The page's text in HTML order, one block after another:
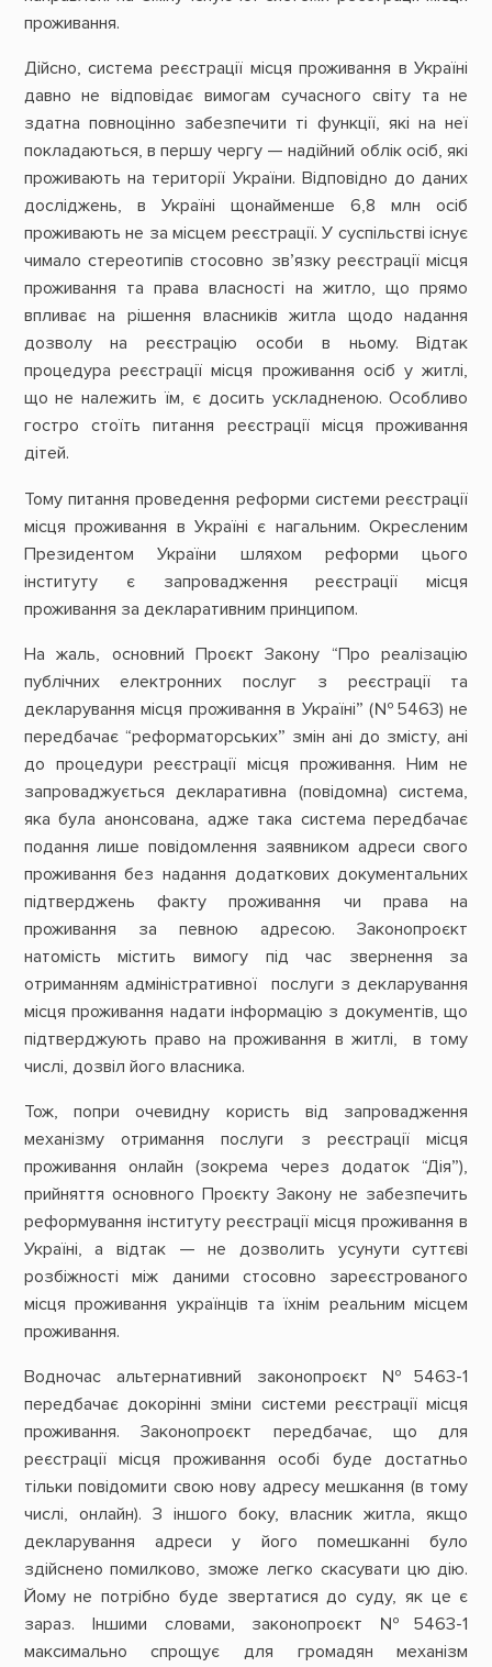
проживання.
Дійсно, система реєстрації місця проживання в Україні
давно не відповідає вимогам сучасного світу та не
здатна повноцінно забезпечити ті функції, які на неї
покладаються, в першу чергу — надійний облік осіб, які
проживають на території України. Відповідно до даних
досліджень, в Україні щонайменше 6,8 млн осіб
проживають не за місцем реєстрації. У суспільстві існує
чимало стереотипів стосовно зв’язку реєстрації місця
проживання та права власності на житло, що прямо
впливає на рішення власників житла щодо надання
дозволу на реєстрацію особи в ньому. Відтак
процедура реєстрації місця проживання осіб у житлі,
що не належить їм, є досить ускладненою. Особливо
гостро стоїть питання реєстрації місця проживання
дітей.
Тому питання проведення реформи системи реєстрації
місця проживання в Україні є нагальним. Окресленим
Президентом України шляхом реформи цього
інституту є запровадження реєстрації місця
проживання за декларативним принципом.
На жаль, основний Проєкт Закону “Про реалізацію
публічних електронних послуг з реєстрації та
декларування місця проживання в Україні” (№5463) не
передбачає “реформаторських” змін ані до змісту, ані
до процедури реєстрації місця проживання. Ним не
запроваджується декларативна (повідомна) система,
яка була анонсована, адже така система передбачає
подання лише повідомлення заявником адреси свого
проживання без надання додаткових документальних
підтверджень факту проживання чи права на
проживання за певною адресою. Законопроєкт
натомість містить вимогу під час звернення за
отриманням адміністративної послуги з декларування
місця проживання надати інформацію з документів, що
підтверджують право на проживання в житлі, в тому
числі, дозвіл його власника.
Тож, попри очевидну користь від запровадження
механізму отримання послуги з реєстрації місця
проживання онлайн (зокрема через додаток “Дія”),
прийняття основного Проєкту Закону не забезпечить
реформування інституту реєстрації місця проживання в
Україні, а відтак — не дозволить усунути суттєві
розбіжності між даними стосовно зареєстрованого
місця проживання українців та їхнім реальним місцем
проживання.
Водночас альтернативний законопроєкт №5463-1
передбачає докорінні зміни системи реєстрації місця
проживання. Законопроєкт передбачає, що для
реєстрації місця проживання особі буде достатньо
тільки повідомити свою нову адресу мешкання (в тому
числі, онлайн). З іншого боку, власник житла, якщо
декларування адреси у його помешканні було
здійснено помилково, зможе легко скасувати цю дію.
Йому не потрібно буде звертатися до суду, як це є
зараз. Іншими словами, законопроєкт №5463-1
максимально спрощує для громадян механізм